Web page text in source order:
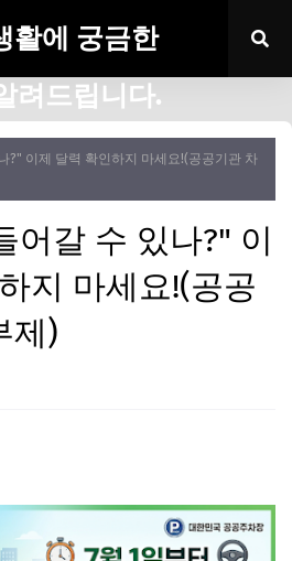
활에 궁금한
려드립니다.
?" 이제 달력 확인하지 마세요!(공공기관 차
어갈 수 있나?" 이
지 마세요!(공공
제)